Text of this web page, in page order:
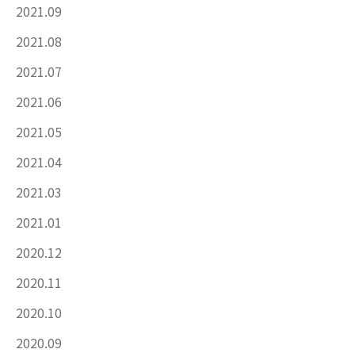
2021.09
2021.08
2021.07
2021.06
2021.05
2021.04
2021.03
2021.01
2020.12
2020.11
2020.10
2020.09